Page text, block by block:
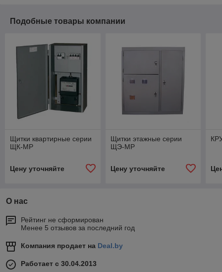
Подобные товары компании
Щитки квартирные серии
ЩК-МР
Цену уточняйте
Щитки этажные серии
ЩЭ-МР
Цену уточняйте
О нас
Рейтинг не сформирован
Менее 5 отзывов за последний год
Компания продает на Deal.by
Работает с 30.04.2013